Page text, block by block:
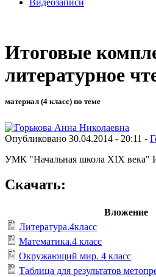
Итоговые
литературное
материал (4 класс) по теме
Опубликовано 30.04.2014 - 20:11 -
УМК "Начальная школа XIX века"
Скачать:
Вложение
Литература.4класс
Математика.4 класс
Окружающий мир. 4 класс
Таблица для результатов